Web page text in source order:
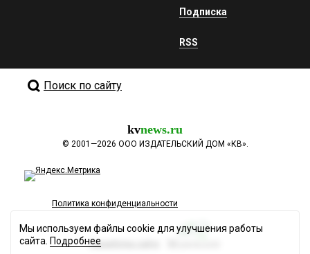
Подписка
RSS
Поиск по сайту
kvnews.ru
© 2001—2026 ООО ИЗДАТЕЛЬСКИЙ ДОМ «КВ».
Политика конфиденциальности
Разработка сайта
Мы используем файлы cookie для улучшения работы
сайта. Подробнее